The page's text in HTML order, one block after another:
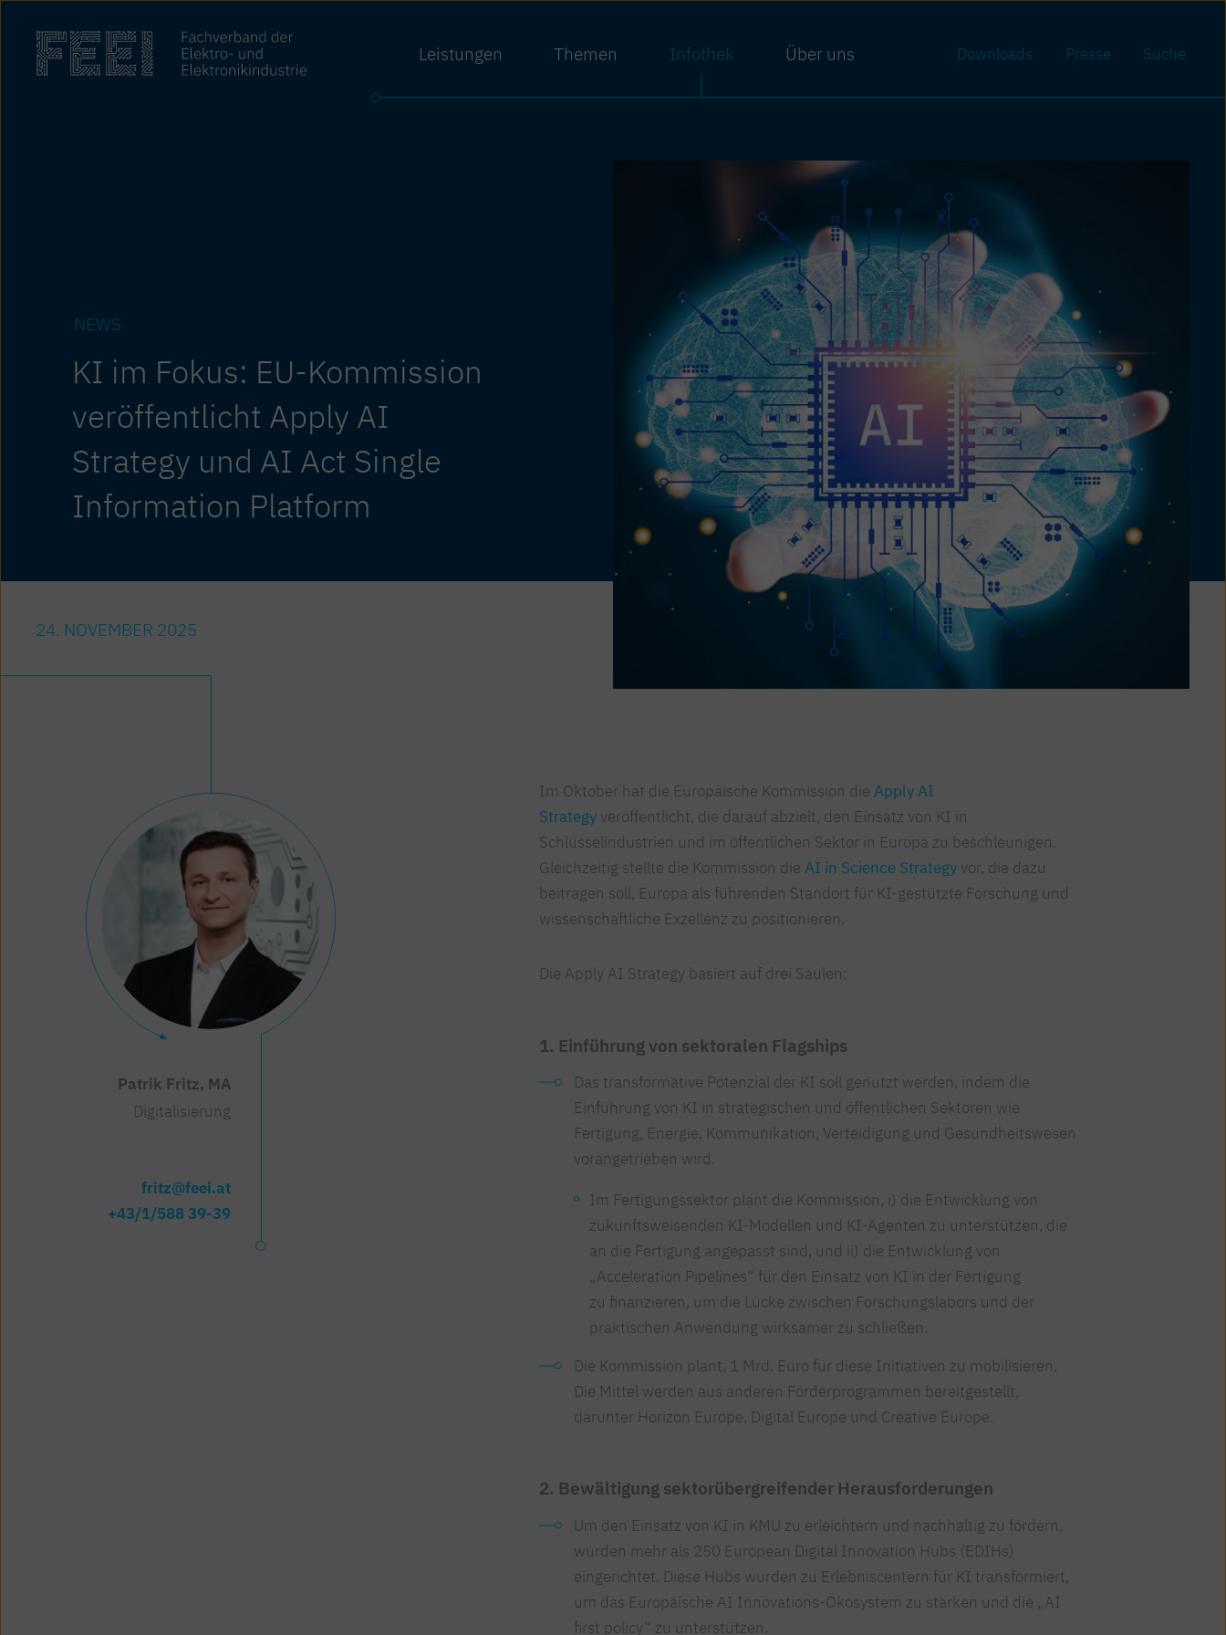
Inhalt
springen
Leistungen Themen Infothek Über uns Downloads Presse Suche
NEWS
KI im Fokus: EU-Kommission
veröffentlicht Apply AI
Strategy und AI Act Single
Information Platform
24. NOVEMBER 2025
Patrik Fritz, MA
Digitalisierung
fritz@feei.at
+43/1/588 39-39
Im Oktober hat die Europäische Kommission dieApply AI
Strategy veröffentlicht, die darauf abzielt, den Einsatz von KI in
Schlüsselindustrien und im öffentlichen Sektor in Europa zu beschleunigen.
Gleichzeitig stellte die Kommission dieAI in Science Strategy vor, die dazu
beitragen soll, Europa als führenden Standort für KI-gestützte Forschung und
wissenschaftliche Exzellenz zu positionieren.
Die Apply AI Strategy basiert auf drei Säulen:
1. Einführung von sektoralen Flagships
Das transformative Potenzial der KI soll genutzt werden, indem die
Einführung von KI in strategischen und öffentlichen Sektoren wie
Fertigung, Energie, Kommunikation, Verteidigung und Gesundheitswesen
vorangetrieben wird.
Im Fertigungssektor plant die Kommission, i) die Entwicklung von
zukunftsweisenden KI-Modellen und KI-Agenten zu unterstützen, die
an die Fertigung angepasst sind, und ii) die Entwicklung von
„Acceleration Pipelines“ für den Einsatz von KI in der Fertigung
zu finanzieren, um die Lücke zwischen Forschungslabors und der
praktischen Anwendung wirksamer zu schließen.
Die Kommission plant, 1 Mrd. Euro für diese Initiativen zu mobilisieren.
Die Mittel werden aus anderen Förderprogrammen bereitgestellt,
darunter Horizon Europe, Digital Europe und Creative Europe.
2. Bewältigung sektorübergreifender Herausforderungen
Um den Einsatz von KI in KMU zu erleichtern und nachhaltig zu fördern,
wurden mehr als 250 European Digital Innovation Hubs (EDIHs)
eingerichtet. Diese Hubs wurden zu Erlebniscentern für KI transformiert,
um das Europäische AI Innovations-Ökosystem zu stärken und die „AI
first policy“ zu unterstützen.